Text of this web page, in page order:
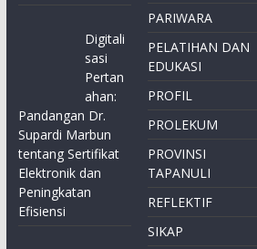
Digitali
sasi
Pertan
ahan:
Pandangan Dr.
Supardi Marbun
tentang Sertifikat
Elektronik dan
Peningkatan
Efisiensi
PARIWARA
PELATIHAN DAN
EDUKASI
PROFIL
PROLEKUM
PROVINSI
TAPANULI
REFLEKTIF
SIKAP